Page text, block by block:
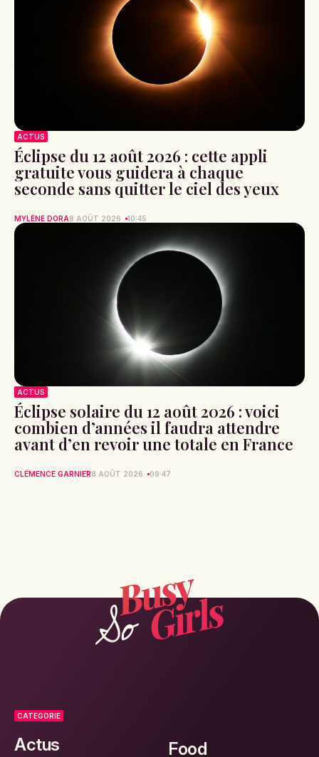
ACTUS
Éclipse du 12 août 2026 : cette appli
gratuite vous guidera à chaque
seconde sans quitter le ciel des yeux
MYLÈNE DORA8 AOÛT 2026 10:45
ACTUS
Éclipse solaire du 12 août 2026 : voici
combien d’années il faudra attendre
avant d’en revoir une totale en France
CLÉMENCE GARNIER8 AOÛT 2026 09:47
CATEGORIE
Actus Food